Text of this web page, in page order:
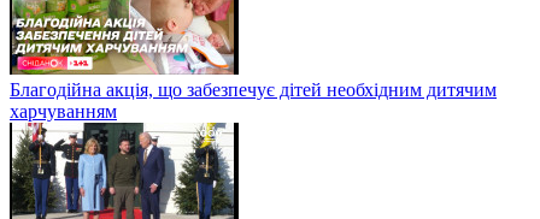
Благодійна акція, що забезпечує дітей необхідним дитячим
харчуванням